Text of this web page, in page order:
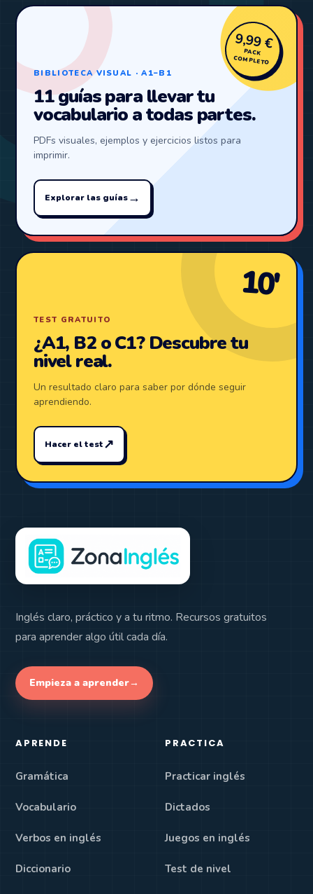
BIBLIOTECA VISUAL · A1–B1
11 guías para llevar tu
vocabulario a todas partes.
PDFs visuales, ejemplos y ejercicios listos para
imprimir.
Explorar las guías→
9,99 €
PACK
COMPLETO
10′
TEST GRATUITO
¿A1, B2 o C1? Descubre tu
nivel real.
Un resultado claro para saber por dónde seguir
aprendiendo.
Hacer el test↗
Inglés claro, práctico y a tu ritmo. Recursos gratuitos
para aprender algo útil cada día.
Empieza a aprender→
APRENDE
Gramática
Vocabulario
Verbos en inglés
Diccionario
PRACTICA
Practicar inglés
Dictados
Juegos en inglés
Test de nivel